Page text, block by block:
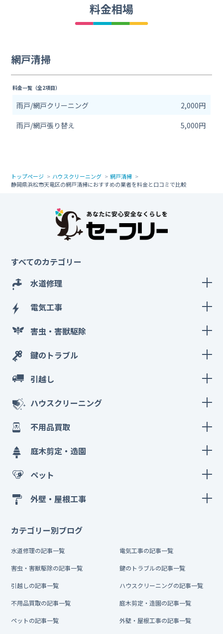
料金相場
網戸清掃
料金一覧（全2項目）
雨戸/網戸クリーニング
2,000円
雨戸/網戸張り替え
5,000円
トップページ ハウスクリーニング
網戸清掃
静岡県浜松市天竜区の網戸清掃におすすめの業者を料金と口コミで比較
すべてのカテゴリー
水道修理
電気工事
害虫・害獣駆除
鍵のトラブル
引越し
ハウスクリーニング
不用品買取
庭木剪定・造園
ペット
外壁・屋根工事
カテゴリー別ブログ
水道修理の記事一覧 電気工事の記事一覧
害虫・害獣駆除の記事一覧 鍵のトラブルの記事一覧
引越しの記事一覧 ハウスクリーニングの記事一覧
不用品買取の記事一覧 庭木剪定・造園の記事一覧
ペットの記事一覧 外壁・屋根工事の記事一覧